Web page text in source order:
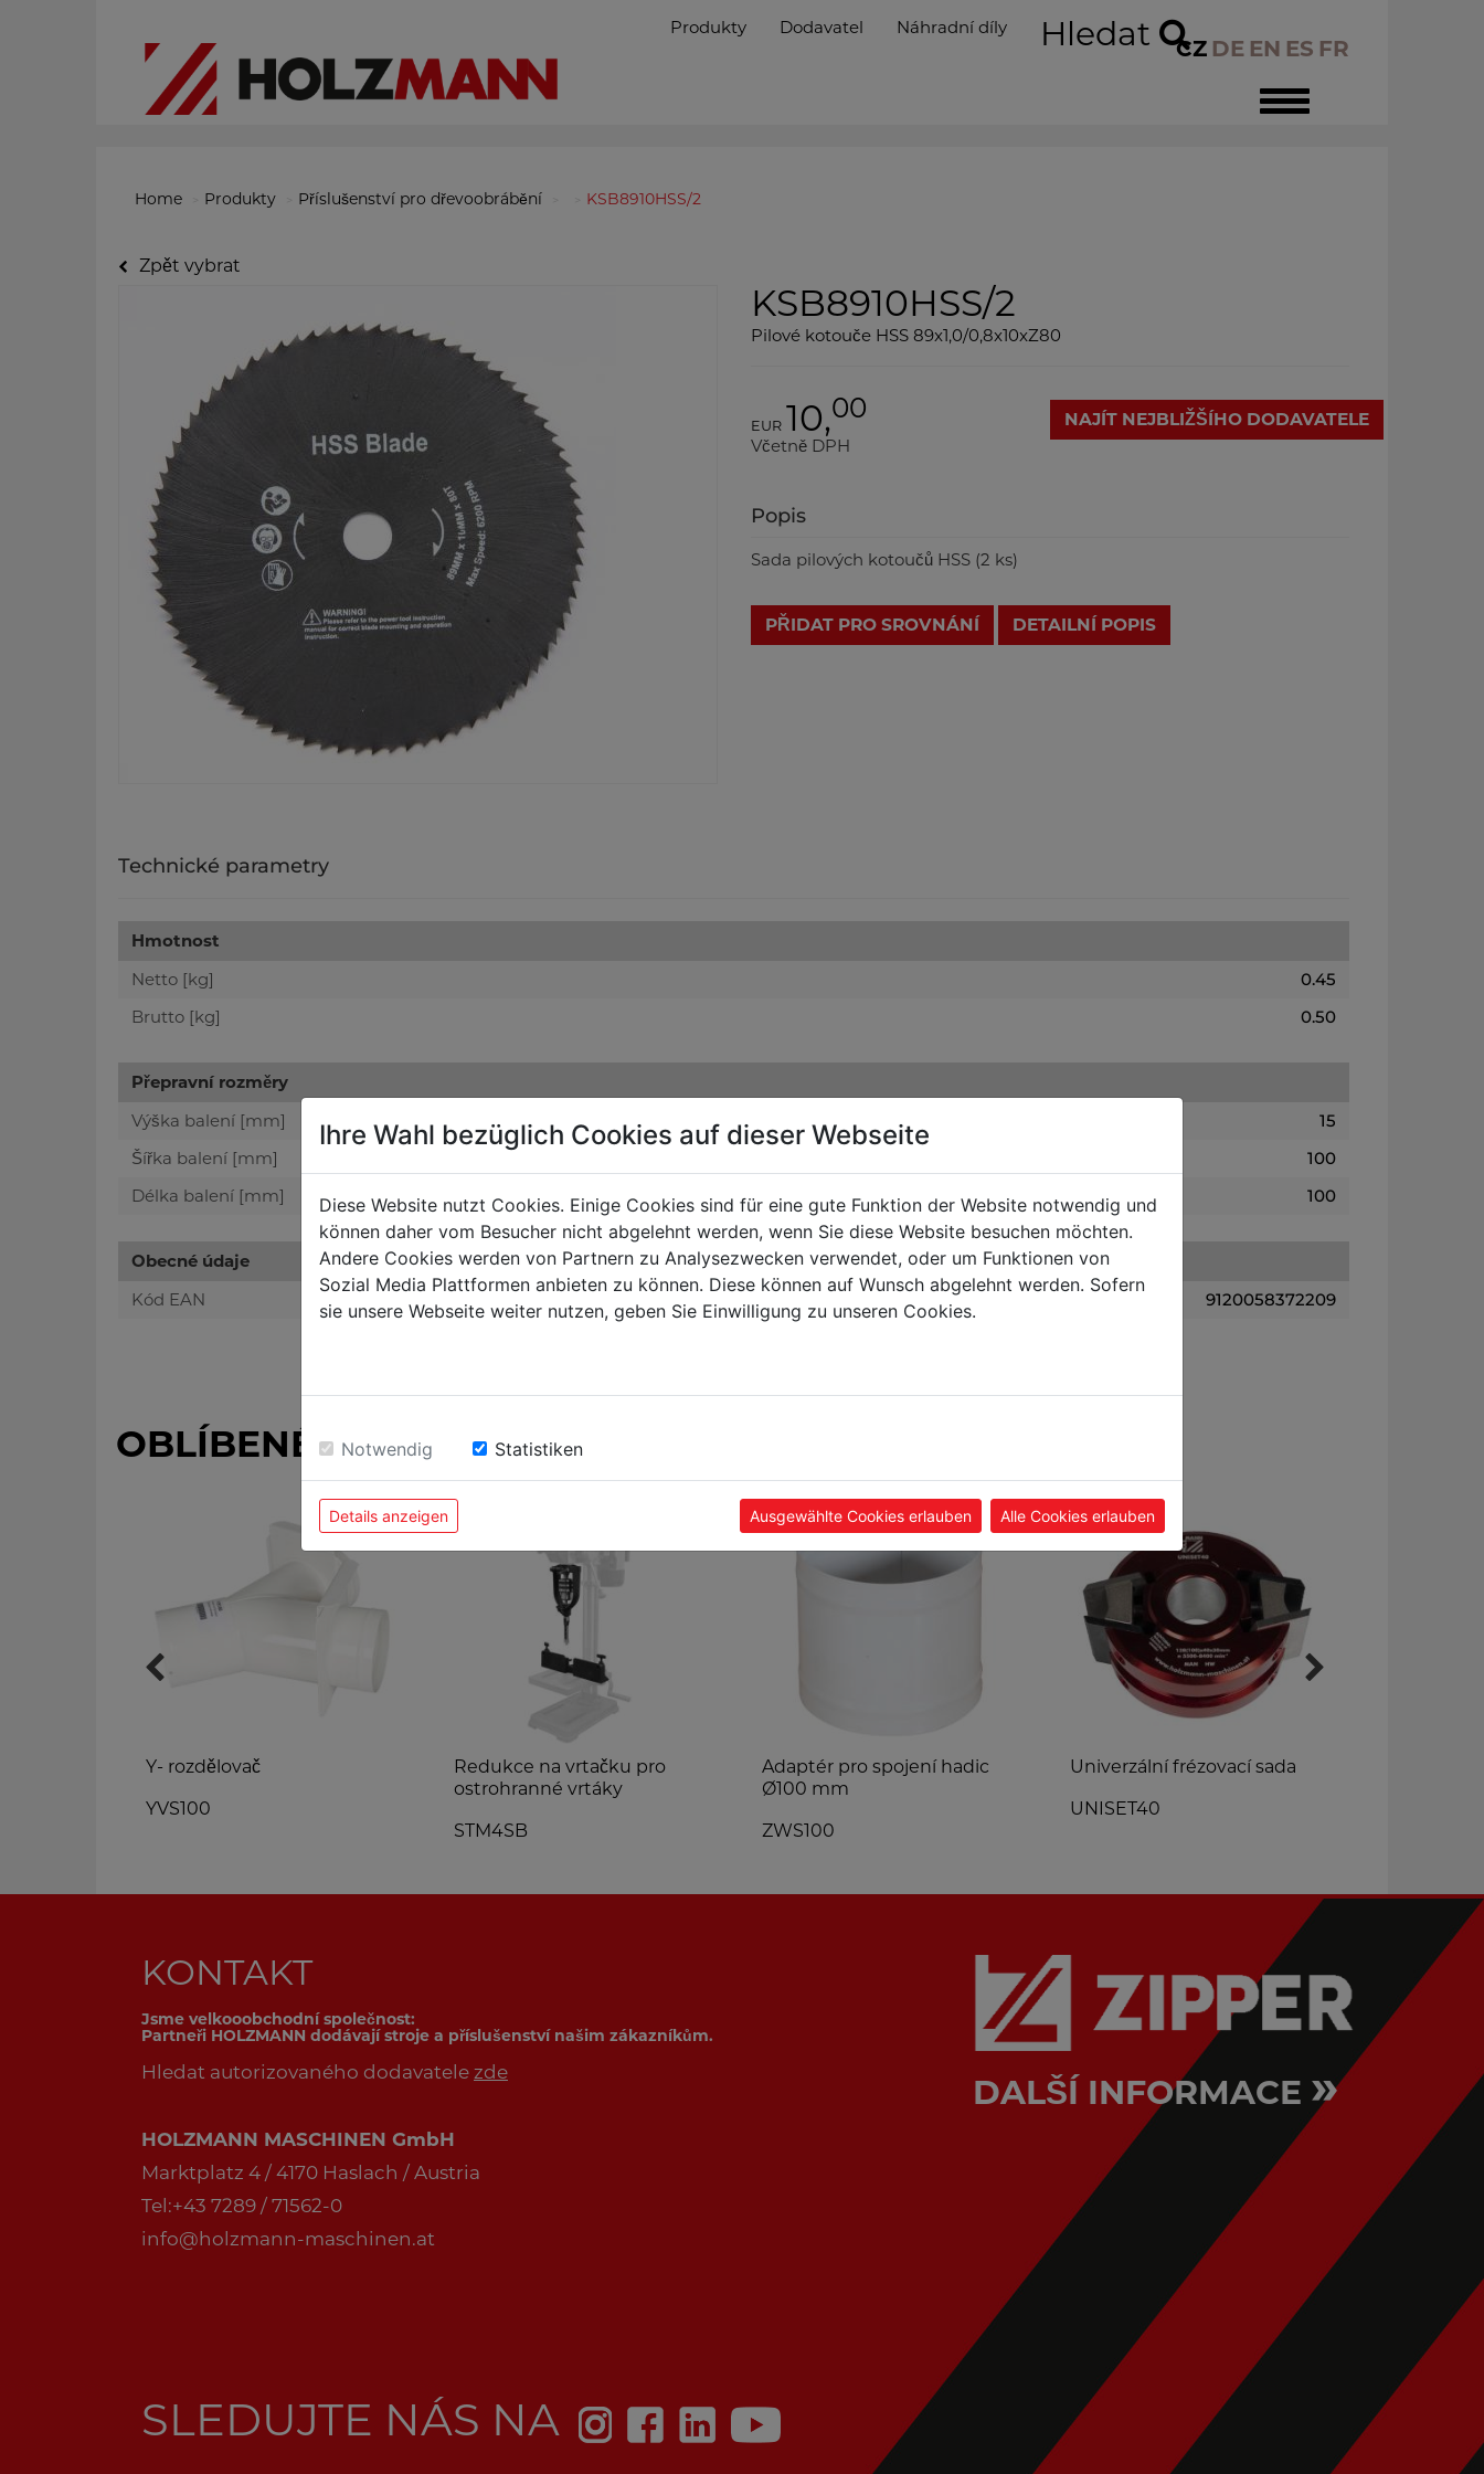
Toggle
navigation
CZ DE EN ES FR
Produkty Dodavatel Náhradní díly Hledat
Home Produkty Příslušenství pro dřevoobrábění KSB8910HSS/2
Zpět vybrat
KSB8910HSS/2
Pilové kotouče HSS 89x1,0/0,8x10xZ80
EUR 10,00
Včetně DPH
NAJÍT NEJBLIŽŠÍHO DODAVATELE
Popis
Sada pilových kotoučů HSS (2 ks)
PŘIDAT PRO SROVNÁNÍ DETAILNÍ POPIS
Technické parametry
Hmotnost
Netto [kg]
0.45
Brutto [kg]
0.50
Přepravní rozměry
Výška balení [mm]
15
Šířka balení [mm]
100
Délka balení [mm]
100
Obecné údaje
Kód EAN
9120058372209
OBLÍBENÉ PRODUKTY
Y- rozdělovač
YVS100
Redukce na vrtačku pro
ostrohranné vrtáky
STM4SB
Adaptér pro spojení hadic
Ø100 mm
ZWS100
Univerzální frézovací sada
UNISET40
KONTAKT
Jsme velkooobchodní společnost:
Partneři HOLZMANN dodávají stroje a příslušenství našim zákazníkům.
Hledat autorizovaného dodavatele zde
HOLZMANN MASCHINEN GmbH
Marktplatz 4 / 4170 Haslach / Austria
Tel:+43 7289 / 71562-0
info@holzmann-maschinen.at
SLEDUJTE NÁS NA
DALŠÍ INFORMACE »
Ihre Wahl bezüglich Cookies auf dieser Webseite
Diese Website nutzt Cookies. Einige Cookies sind für eine gute Funktion der Website notwendig und
können daher vom Besucher nicht abgelehnt werden, wenn Sie diese Website besuchen möchten.
Andere Cookies werden von Partnern zu Analysezwecken verwendet, oder um Funktionen von
Sozial Media Plattformen anbieten zu können. Diese können auf Wunsch abgelehnt werden. Sofern
sie unsere Webseite weiter nutzen, geben Sie Einwilligung zu unseren Cookies.
Notwendig Statistiken
Details anzeigen Ausgewählte Cookies erlauben Alle Cookies erlauben